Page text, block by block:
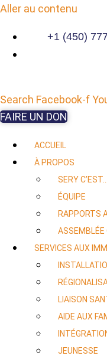
Aller au contenu
+1 (450)
Search Facebook-f
FAIRE UN DON
ACCUEIL
À PROPOS
SERY C’EST…
ÉQUIPE
RAPPORTS
ASSEMBLÉE
SERVICES AUX
LIAISON
AIDE AUX
JEUNESSE